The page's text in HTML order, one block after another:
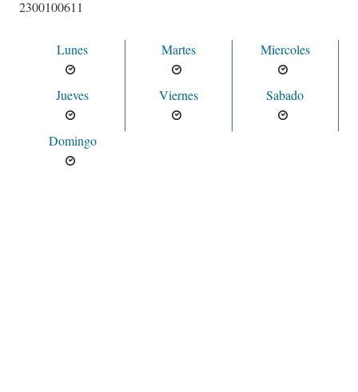
2300100611
Lunes Martes Miercoles
Jueves Viernes Sabado
Domingo